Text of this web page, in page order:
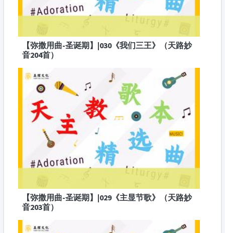
【弥撒用曲-圣诞期】|030《我们三王》（天路妙
音204首）
【弥撒用曲-圣诞期】|029《主显节歌》（天路妙
音203首）